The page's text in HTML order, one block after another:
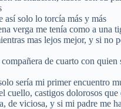
así solo lo torcía más y más
verga me tenía como a una
mas lejos mejor, y si no
de cuarto con
sería mi primer encuentro
cuello, castigos dolorosos
de viciosa, y si mi padre me